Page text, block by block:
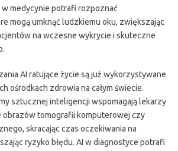
medycynie potrafi rozpoznać
mogą umknąć ludzkiemu oku, zwiększając
na wczesne wykrycie i skuteczne
AI ratujące życie są już wykorzystywane
ośrodkach zdrowia na całym świecie.
sztucznej inteligencji wspomagają lekarzy
obrazów tomografii komputerowej czy
skracając czas oczekiwania na
ryzyko błędu. AI w diagnostyce potrafi